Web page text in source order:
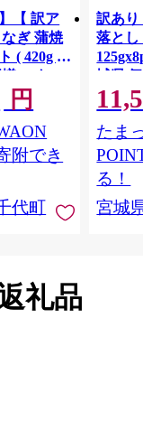
【 訳ア
ぎ 蒲焼
( 420g )
い タ
ウナギ
揃い う
し 人気
ふるさ
円
附でき
代町
訳あり
落とし
城県
お刺し
生 生
鮭 銀
介
たま
る！
宮城
礼品